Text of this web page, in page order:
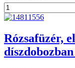
Rózsafüzér,